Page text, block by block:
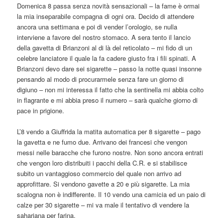
Domenica 8 passa senza novità sensazionali – la fame è ormai
la mia inseparabile compagna di ogni ora. Decido di attendere
ancora una settimana e poi di vender l’orologio, se nulla
interviene a favore del nostro stomaco. A sera tento il lancio
della gavetta di Brianzoni al di là del reticolato – mi fido di un
celebre lanciatore il quale la fa cadere giusto fra i fili spinati. A
Brianzoni devo dare sei sigarette – passo la notte quasi insonne
pensando al modo di procurarmele senza fare un giorno di
digiuno – non mi interessa il fatto che la sentinella mi abbia colto
in flagrante e mi abbia preso il numero – sarà qualche giorno di
pace in prigione.
L’8 vendo a Giuffrida la matita automatica per 8 sigarette – pago
la gavetta e ne fumo due. Arrivano dei francesi che vengon
messi nelle baracche che furono nostre. Non sono ancora entrati
che vengon loro distribuiti i pacchi della C.R. e si stabilisce
subito un vantaggioso commercio del quale non arrivo ad
approfittare. Si vendono gavette a 20 e più sigarette. La mia
scalogna non è indifferente. Il 10 vendo una camicia ed un paio di
calze per 30 sigarette – mi va male il tentativo di vendere la
sahariana per farina.